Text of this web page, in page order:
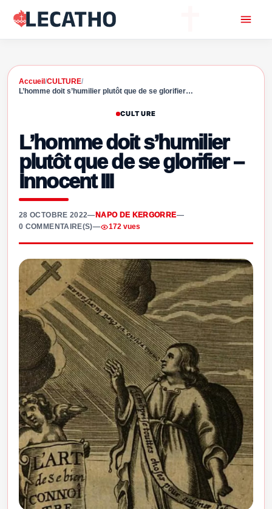
Accueil /CULTURE/
L’homme doit s’humilier plutôt que de se glorifier…
CULTURE
L’homme doit s’humilier
plutôt que de se glorifier –
Innocent III
28 OCTOBRE 2022— NAPO DE KERGORRE—
0 COMMENTAIRE(S)— 172 vues